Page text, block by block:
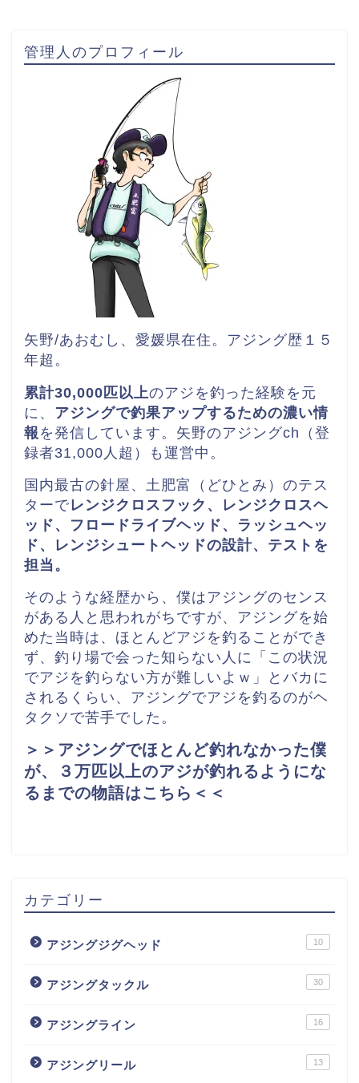
管理人のプロフィール
矢野/あおむし、愛媛県在住。 アジング歴１５
年超。
累計30,000匹以上のアジを釣った経験を元
に、 アジングで釣果アップするための濃い情
報を発信しています。矢野のアジングch（登
録者31,000人超）も運営中。
国内最古の針屋、土肥富（どひとみ）のテス
ターでレンジクロスフック、レンジクロスヘ
ッド、 フロードライブヘッド、ラッシュヘッ
ド、レンジシュートヘッドの設計、テストを
担当。
そのような経歴から、僕はアジングのセンス
がある人と思われがちですが、アジングを始
めた当時は、ほとんどアジを釣ることができ
ず、釣り場で会った知らない人に「この状況
でアジを釣らない方が難しいよｗ」とバカに
されるくらい、アジングでアジを釣るのがヘ
タクソで苦手でした。
＞＞アジングでほとんど釣れなかった僕
が、３万匹以上のアジが釣れるようにな
るまでの物語はこちら＜＜
カテゴリー
アジングジグヘッド 10
アジングタックル 30
アジングライン 16
アジングリール 13